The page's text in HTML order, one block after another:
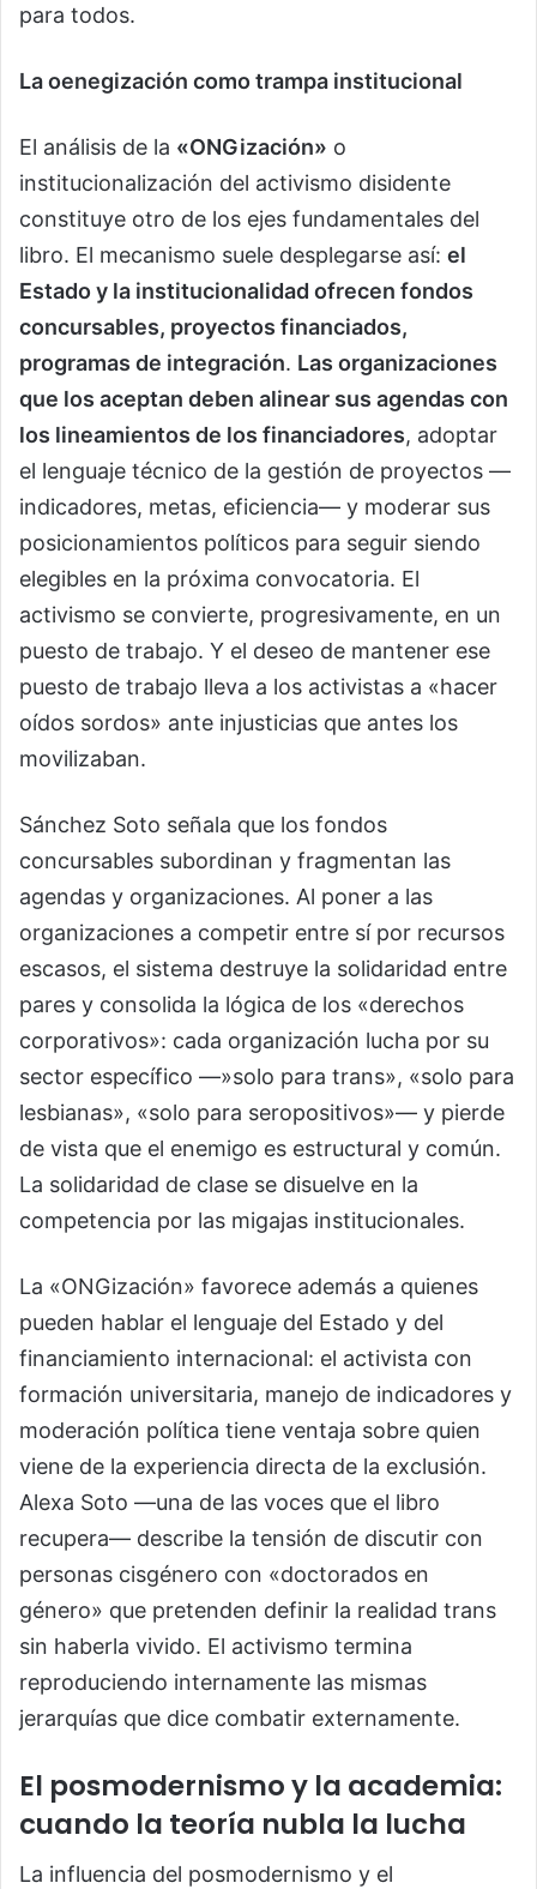
para todos.
La oenegización como trampa institucional
El análisis de la «ONGización» o
institucionalización del activismo disidente
constituye otro de los ejes fundamentales del
libro. El mecanismo suele desplegarse así: el
Estado y la institucionalidad ofrecen fondos
concursables, proyectos financiados,
programas de integración. Las organizaciones
que los aceptan deben alinear sus agendas con
los lineamientos de los financiadores, adoptar
el lenguaje técnico de la gestión de proyectos —
indicadores, metas, eficiencia— y moderar sus
posicionamientos políticos para seguir siendo
elegibles en la próxima convocatoria. El
activismo se convierte, progresivamente, en un
puesto de trabajo. Y el deseo de mantener ese
puesto de trabajo lleva a los activistas a «hacer
oídos sordos» ante injusticias que antes los
movilizaban.
Sánchez Soto señala que los fondos
concursables subordinan y fragmentan las
agendas y organizaciones. Al poner a las
organizaciones a competir entre sí por recursos
escasos, el sistema destruye la solidaridad entre
pares y consolida la lógica de los «derechos
corporativos»: cada organización lucha por su
sector específico —»solo para trans», «solo para
lesbianas», «solo para seropositivos»— y pierde
de vista que el enemigo es estructural y común.
La solidaridad de clase se disuelve en la
competencia por las migajas institucionales.
La «ONGización» favorece además a quienes
pueden hablar el lenguaje del Estado y del
financiamiento internacional: el activista con
formación universitaria, manejo de indicadores y
moderación política tiene ventaja sobre quien
viene de la experiencia directa de la exclusión.
Alexa Soto —una de las voces que el libro
recupera— describe la tensión de discutir con
personas cisgénero con «doctorados en
género» que pretenden definir la realidad trans
sin haberla vivido. El activismo termina
reproduciendo internamente las mismas
jerarquías que dice combatir externamente.
El posmodernismo y la academia:
cuando la teoría nubla la lucha
La influencia del posmodernismo y el